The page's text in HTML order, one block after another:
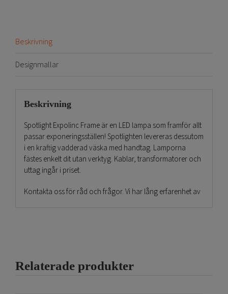
Beskrivning
Designmallar
Beskrivning
Spotlight Expolinc Frame är en LED lampa som framför allt
passar exponeringsställen! Spotlighten levereras dessutom
i en kraftig vadderad väska med handtag. Lamporna
fästes enkelt dit utan verktyg. Kablar, transformatorer och
uttag ingår i priset.
Kontakta oss för råd och frågor. Vi har lång erfarenhet av
Relaterade produkter